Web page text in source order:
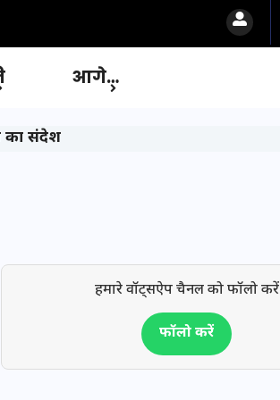
आगे…
का संदेश
हमारे वॉट्सऐप चैनल को फॉलो करें
फॉलो करें